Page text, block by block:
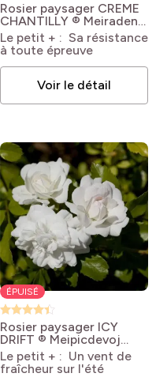
Rosier paysager CREME
CHANTILLY ® Meiradena
Rosa x floribunda Crème
Chantilly® 'Meiradena'
Le petit + : Sa résistance
à toute épreuve
Voir le détail
ÉPUISÉ
Rosier paysager ICY
DRIFT ® Meipicdevoj
Rosa X hybrida Icy
DRIFT® 'Meipicdevoj'
Le petit + : Un vent de
fraîcheur sur l'été